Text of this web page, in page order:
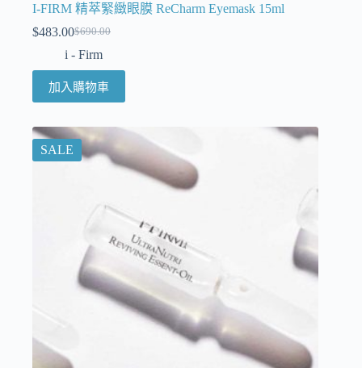
I-FIRM 精萃緊緻眼膜 ReCharm Eyemask 15ml
$690.00
$483.00
i - Firm
加入購物車
SALE